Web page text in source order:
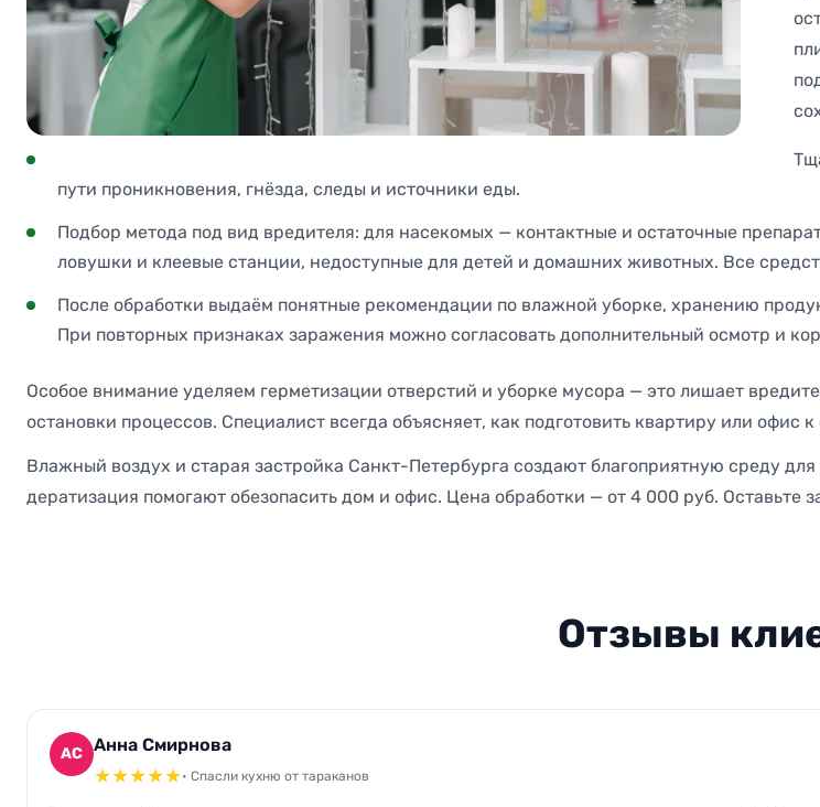
пути проникновения, гнёзда, следы и источники еды.
Подбор метода под вид вредителя: для насекомых — контактные и остаточные
ловушки и клеевые станции, недоступные для детей и домашних животных. Все
После обработки выдаём понятные рекомендации по влажной уборке, хранению
При повторных признаках заражения можно согласовать дополнительный осмотр и
Особое внимание уделяем герметизации отверстий и уборке мусора — это лишает
остановки процессов. Специалист всегда объясняет, как подготовить квартиру или офис
Влажный воздух и старая застройка Санкт-Петербурга создают благоприятную среду
дератизация помогают обезопасить дом и офис. Цена обработки — от 4 000 руб. Оставьте
Отзывы
АС Анна Смирнова
★★★★★• Спасли кухню от тараканов